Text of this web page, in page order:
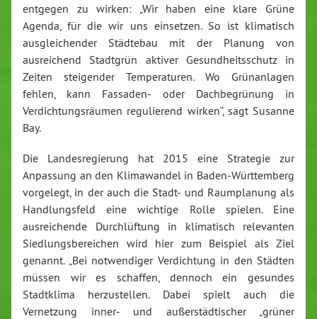
entgegen zu wirken: „Wir haben eine klare Grüne
Agenda, für die wir uns einsetzen. So ist klimatisch
ausgleichender Städtebau mit der Planung von
ausreichend Stadtgrün aktiver Gesundheitsschutz in
Zeiten steigender Temperaturen. Wo Grünanlagen
fehlen, kann Fassaden- oder Dachbegrünung in
Verdichtungsräumen regulierend wirken“, sagt Susanne
Bay.
Die Landesregierung hat 2015 eine Strategie zur
Anpassung an den Klimawandel in Baden-Württemberg
vorgelegt, in der auch die Stadt- und Raumplanung als
Handlungsfeld eine wichtige Rolle spielen. Eine
ausreichende Durchlüftung in klimatisch relevanten
Siedlungsbereichen wird hier zum Beispiel als Ziel
genannt. „Bei notwendiger Verdichtung in den Städten
müssen wir es schaffen, dennoch ein gesundes
Stadtklima herzustellen. Dabei spielt auch die
Vernetzung inner- und außerstädtischer „grüner